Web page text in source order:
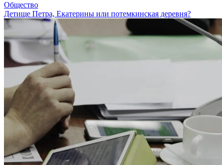
Общество
Детище Петра, Екатерины или потемкинская деревня?